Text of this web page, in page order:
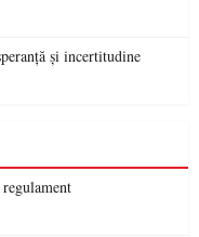
și incertitudine